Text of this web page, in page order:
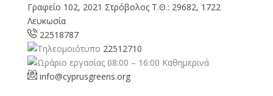
Γραφείο 102, 2021 Στρόβολος Τ.Θ.: 29682, 1722
Λευκωσία
22518787
22512710
08:00 – 16:00 Καθημερινά
info@cyprusgreens.org